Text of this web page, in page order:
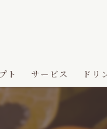
ト サービス ドリ